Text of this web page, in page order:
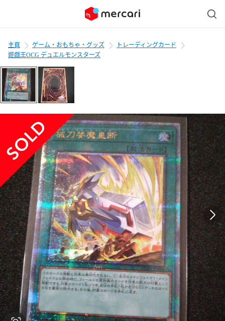
主頁 ゲーム・おもちゃ・グッズ
トレーディングカード
遊戯王OCG デュエルモンスターズ